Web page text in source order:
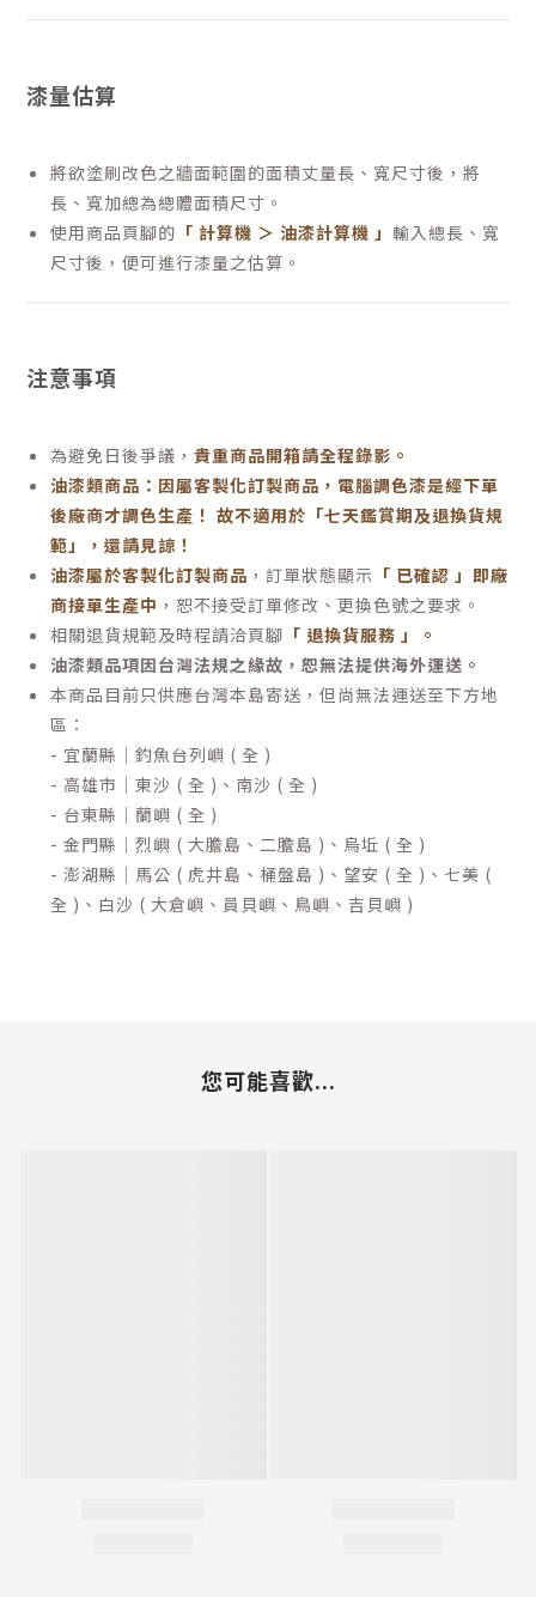
漆量估算
將欲塗刷改色之牆面範圍的面積丈量長、寬尺寸後，將
長、寬加總為總體面積尺寸。
使用商品頁腳的 「 計算機 ＞ 油漆計算機 」 輸入總長、寬
尺寸後，便可進行漆量之估算。
注意事項
為避免日後爭議， 貴重商品開箱請全程錄影。
油漆類商品：因屬客製化訂製商品，電腦調色漆是經下單
後廠商才調色生產！ 故不適用於「七天鑑賞期及退換貨規
範」，還請見諒！
油漆屬於客製化訂製商品 ，訂單狀態顯示 「 已確認 」即廠
商接單生產中 ，恕不接受訂單修改、更換色號之要求。
相關退貨規範及時程請洽頁腳 「 退換貨服務 」
。
油漆類品項因台灣法規之緣故，恕無法提供海外運送。
本商品目前只供應台灣本島寄送，但尚無法運送至下方地
區：
- 宜蘭縣｜釣魚台列嶼 ( 全 )
- 高雄市｜東沙 ( 全 )、南沙 ( 全 )
- 台東縣｜蘭嶼 ( 全 )
- 金門縣｜烈嶼 ( 大膽島、二膽島 )、烏坵 ( 全 )
- 澎湖縣｜馬公 ( 虎井島、桶盤島 )、望安 ( 全 )、七美 (
全 )、白沙 ( 大倉嶼、員貝嶼、鳥嶼、吉貝嶼 )
您可能喜歡...